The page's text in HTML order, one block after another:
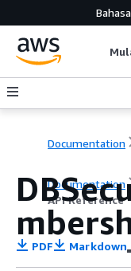
Documentation
Documentation
API Reference
PDF Markdown